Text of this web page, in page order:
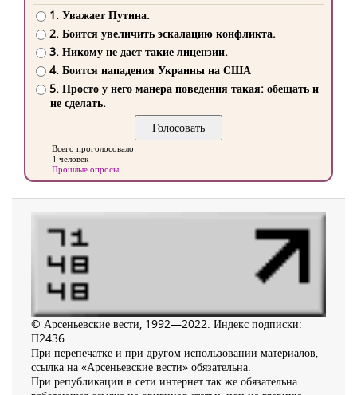
1. Уважает Путина.
2. Боится увеличить эскалацию конфликта.
3. Никому не дает такие лицензии.
4. Боится нападения Украины на США
5. Просто у него манера поведения такая: обещать и
не сделать.
Всего проголосовало
1 человек
Прошлые опросы
© Арсеньевские вести, 1992—2022. Индекс подписки:
П2436
При перепечатке и при другом использовании материалов,
ссылка на «Арсеньевские вести» обязательна.
При републикации в сети интернет так же обязательна